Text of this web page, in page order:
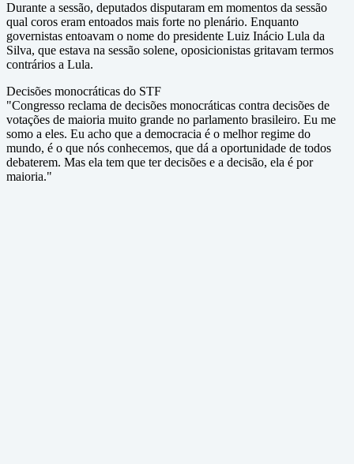
Durante a sessão, deputados disputaram em momentos da sessão
qual coros eram entoados mais forte no plenário. Enquanto
governistas entoavam o nome do presidente Luiz Inácio Lula da
Silva, que estava na sessão solene, oposicionistas gritavam termos
contrários a Lula.
Decisões monocráticas do STF
"Congresso reclama de decisões monocráticas contra decisões de
votações de maioria muito grande no parlamento brasileiro. Eu me
somo a eles. Eu acho que a democracia é o melhor regime do
mundo, é o que nós conhecemos, que dá a oportunidade de todos
debaterem. Mas ela tem que ter decisões e a decisão, ela é por
maioria."